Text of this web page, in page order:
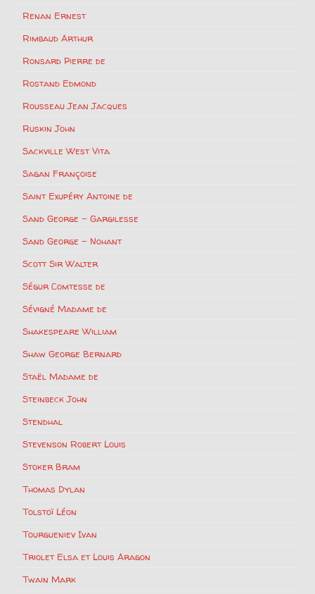
Renan Ernest
Rimbaud Arthur
Ronsard Pierre de
Rostand Edmond
Rousseau Jean Jacques
Ruskin John
Sackville West Vita
Sagan Françoise
Saint Exupéry Antoine de
Sand George – Gargilesse
Sand George – Nohant
Scott Sir Walter
Ségur Comtesse de
Sévigné Madame de
Shakespeare William
Shaw George Bernard
Staël Madame de
Steinbeck John
Stendhal
Stevenson Robert Louis
Stoker Bram
Thomas Dylan
Tolstoï Léon
Tourgueniev Ivan
Triolet Elsa et Louis Aragon
Twain Mark